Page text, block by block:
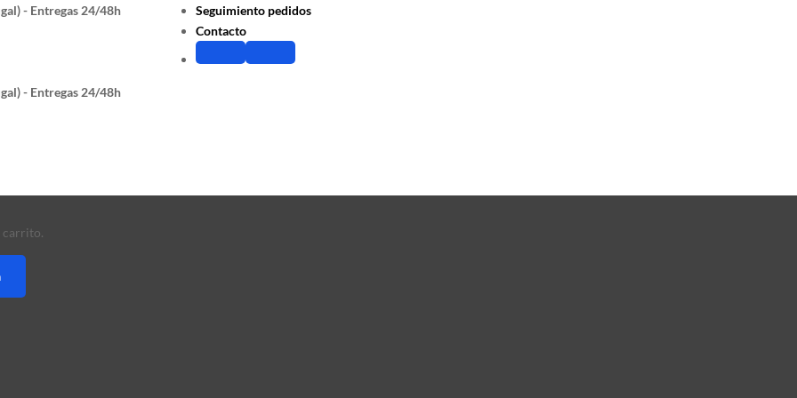
- Entregas 24/48h
Seguimiento pedidos
Contacto
- Entregas 24/48h
carrito.